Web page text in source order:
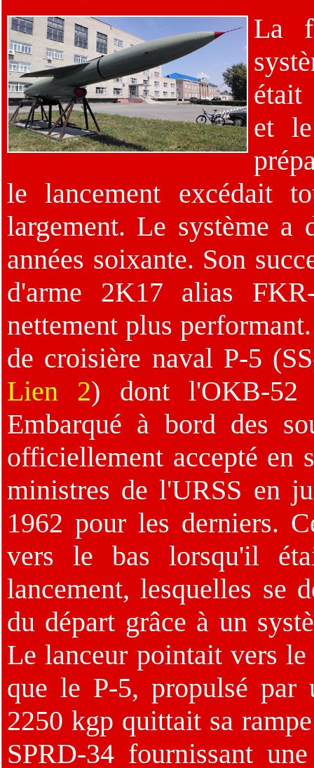
La
et
le lancement excédait
largement. Le système
années soixante. Son
d'arme 2K17 alias
nettement plus
de croisière naval P-5
Lien 2) dont l'OKB-52
Embarqué à bord des
officiellement accepté en
ministres de l'URSS en
1962 pour les derniers.
vers le bas lorsqu'il
lancement, lesquelles se
du départ grâce à un
Le lanceur pointait vers
que le P-5, propulsé par
2250 kgp quittait sa
SPRD-34 fournissant